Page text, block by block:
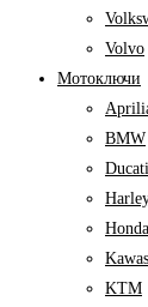
Volvo
Мотоключи
BMW
Ducati
Honda
KTM